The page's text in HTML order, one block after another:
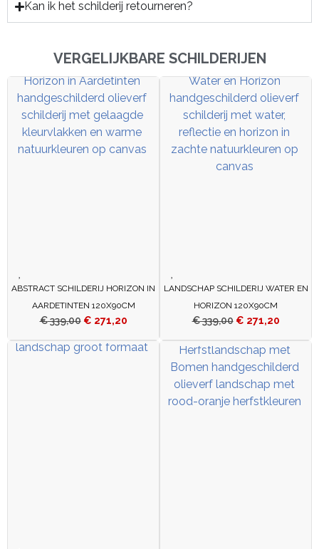
Kan ik het schilderij retourneren?
VERGELIJKBARE SCHILDERIJEN
ABSTRACT SCHILDERIJ HORIZON IN
AARDETINTEN 120X90CM
€339,00 € 271,20
LANDSCHAP SCHILDERIJ WATER EN
HORIZON 120X90CM
€339,00 € 271,20